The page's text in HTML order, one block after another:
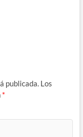
publicada. Los
*